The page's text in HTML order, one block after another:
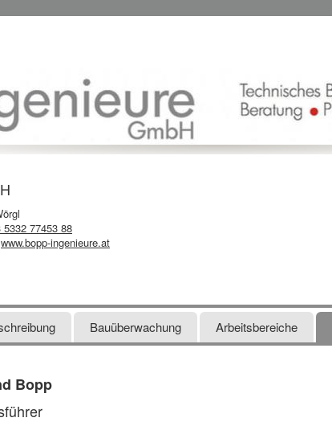
5332 77453 88
www.bopp-ingenieure.at
Bauüberwachung Arbeitsbereiche
Bopp